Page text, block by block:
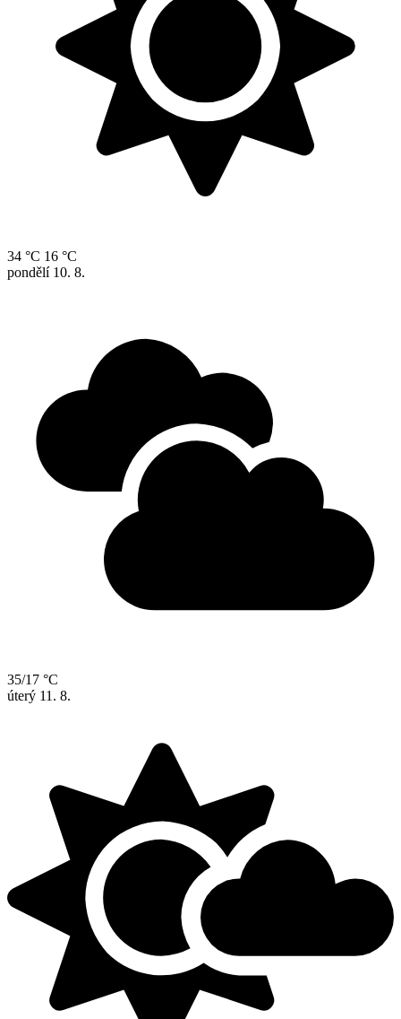
34 °C 16 °C
pondělí 10. 8.
35/17 °C
úterý 11. 8.